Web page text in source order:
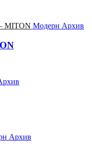
Модерн Архив
Архив